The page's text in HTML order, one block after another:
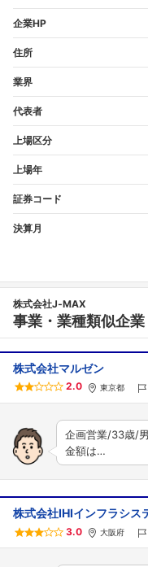
企業HP
住所
業界
代表者
上場区分
上場年
証券コード
決算月
株式会社J‐MAX
事業・業種類似企業
株式会社マルゼン
2.0 東京都
企画営業/33歳/
金額は…
株式会社IHIインフラシス
3.0 大阪府